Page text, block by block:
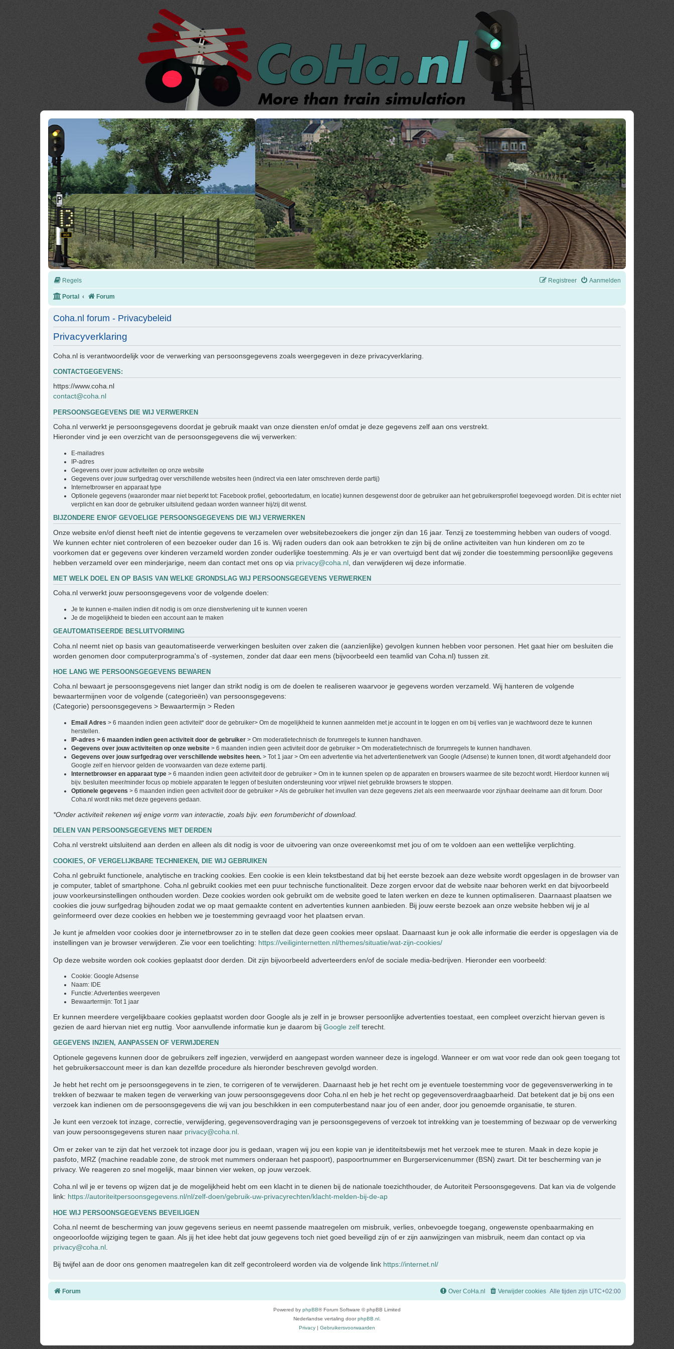
Regels Aanmelden
Registreer
Portal Forum
Coha.nl forum - Privacybeleid
Privacyverklaring
Coha.nl is verantwoordelijk voor de verwerking van persoonsgegevens zoals weergegeven in deze privacyverklaring.
CONTACTGEGEVENS:
https://www.coha.nl
contact@coha.nl
PERSOONSGEGEVENS DIE WIJ VERWERKEN
Coha.nl verwerkt je persoonsgegevens doordat je gebruik maakt van onze diensten en/of omdat je deze gegevens zelf aan ons verstrekt.
Hieronder vind je een overzicht van de persoonsgegevens die wij verwerken:
E-mailadres
IP-adres
Gegevens over jouw activiteiten op onze website
Gegevens over jouw surfgedrag over verschillende websites heen (indirect via een later omschreven derde partij)
Internetbrowser en apparaat type
Optionele gegevens (waaronder maar niet beperkt tot: Facebook profiel, geboortedatum, en locatie) kunnen desgewenst door de gebruiker aan het gebruikersprofiel toegevoegd worden. Dit is echter niet
verplicht en kan door de gebruiker uitsluitend gedaan worden wanneer hij/zij dit wenst.
BIJZONDERE EN/OF GEVOELIGE PERSOONSGEGEVENS DIE WIJ VERWERKEN
Onze website en/of dienst heeft niet de intentie gegevens te verzamelen over websitebezoekers die jonger zijn dan 16 jaar. Tenzij ze toestemming hebben van ouders of voogd.
We kunnen echter niet controleren of een bezoeker ouder dan 16 is. Wij raden ouders dan ook aan betrokken te zijn bij de online activiteiten van hun kinderen om zo te
voorkomen dat er gegevens over kinderen verzameld worden zonder ouderlijke toestemming. Als je er van overtuigd bent dat wij zonder die toestemming persoonlijke gegevens
hebben verzameld over een minderjarige, neem dan contact met ons op via privacy@coha.nl , dan verwijderen wij deze informatie.
MET WELK DOEL EN OP BASIS VAN WELKE GRONDSLAG WIJ PERSOONSGEGEVENS VERWERKEN
Coha.nl verwerkt jouw persoonsgegevens voor de volgende doelen:
Je te kunnen e-mailen indien dit nodig is om onze dienstverlening uit te kunnen voeren
Je de mogelijkheid te bieden een account aan te maken
GEAUTOMATISEERDE BESLUITVORMING
Coha.nl neemt niet op basis van geautomatiseerde verwerkingen besluiten over zaken die (aanzienlijke) gevolgen kunnen hebben voor personen. Het gaat hier om besluiten die
worden genomen door computerprogramma's of -systemen, zonder dat daar een mens (bijvoorbeeld een teamlid van Coha.nl) tussen zit.
HOE LANG WE PERSOONSGEGEVENS BEWAREN
Coha.nl bewaart je persoonsgegevens niet langer dan strikt nodig is om de doelen te realiseren waarvoor je gegevens worden verzameld. Wij hanteren de volgende
bewaartermijnen voor de volgende (categorieën) van persoonsgegevens:
(Categorie) persoonsgegevens > Bewaartermijn > Reden
Email Adres > 6 maanden indien geen activiteit* door de gebruiker> Om de mogelijkheid te kunnen aanmelden met je account in te loggen en om bij verlies van je wachtwoord deze te kunnen
herstellen.
IP-adres > 6 maanden indien geen activiteit door de gebruiker > Om moderatietechnisch de forumregels te kunnen handhaven.
Gegevens over jouw activiteiten op onze website > 6 maanden indien geen activiteit door de gebruiker > Om moderatietechnisch de forumregels te kunnen handhaven.
Gegevens over jouw surfgedrag over verschillende websites heen. > Tot 1 jaar > Om een advertentie via het advertentienetwerk van Google (Adsense) te kunnen tonen, dit wordt afgehandeld door
Google zelf en hiervoor gelden de voorwaarden van deze externe partij.
Internetbrowser en apparaat type > 6 maanden indien geen activiteit door de gebruiker > Om in te kunnen spelen op de apparaten en browsers waarmee de site bezocht wordt. Hierdoor kunnen wij
bijv. besluiten meer/minder focus op mobiele apparaten te leggen of besluiten ondersteuning voor vrijwel niet gebruikte browsers te stoppen.
Optionele gegevens > 6 maanden indien geen activiteit door de gebruiker > Als de gebruiker het invullen van deze gegevens ziet als een meerwaarde voor zijn/haar deelname aan dit forum. Door
Coha.nl wordt niks met deze gegevens gedaan.
*Onder activiteit rekenen wij enige vorm van interactie, zoals bijv. een forumbericht of download.
DELEN VAN PERSOONSGEGEVENS MET DERDEN
Coha.nl verstrekt uitsluitend aan derden en alleen als dit nodig is voor de uitvoering van onze overeenkomst met jou of om te voldoen aan een wettelijke verplichting.
COOKIES, OF VERGELIJKBARE TECHNIEKEN, DIE WIJ GEBRUIKEN
Coha.nl gebruikt functionele, analytische en tracking cookies. Een cookie is een klein tekstbestand dat bij het eerste bezoek aan deze website wordt opgeslagen in de browser van
je computer, tablet of smartphone. Coha.nl gebruikt cookies met een puur technische functionaliteit. Deze zorgen ervoor dat de website naar behoren werkt en dat bijvoorbeeld
jouw voorkeursinstellingen onthouden worden. Deze cookies worden ook gebruikt om de website goed te laten werken en deze te kunnen optimaliseren. Daarnaast plaatsen we
cookies die jouw surfgedrag bijhouden zodat we op maat gemaakte content en advertenties kunnen aanbieden. Bij jouw eerste bezoek aan onze website hebben wij je al
geïnformeerd over deze cookies en hebben we je toestemming gevraagd voor het plaatsen ervan.
Je kunt je afmelden voor cookies door je internetbrowser zo in te stellen dat deze geen cookies meer opslaat. Daarnaast kun je ook alle informatie die eerder is opgeslagen via de
instellingen van je browser verwijderen. Zie voor een toelichting: https://veiliginternetten.nl/themes/situatie/wat-zijn-cookies/
Op deze website worden ook cookies geplaatst door derden. Dit zijn bijvoorbeeld adverteerders en/of de sociale media-bedrijven. Hieronder een voorbeeld:
Cookie: Google Adsense
Naam: IDE
Functie: Advertenties weergeven
Bewaartermijn: Tot 1 jaar
Er kunnen meerdere vergelijkbaare cookies geplaatst worden door Google als je zelf in je browser persoonlijke advertenties toestaat, een compleet overzicht hiervan geven is
gezien de aard hiervan niet erg nuttig. Voor aanvullende informatie kun je daarom bij Google zelf terecht.
GEGEVENS INZIEN, AANPASSEN OF VERWIJDEREN
Optionele gegevens kunnen door de gebruikers zelf ingezien, verwijderd en aangepast worden wanneer deze is ingelogd. Wanneer er om wat voor rede dan ook geen toegang tot
het gebruikersaccount meer is dan kan dezelfde procedure als hieronder beschreven gevolgd worden.
Je hebt het recht om je persoonsgegevens in te zien, te corrigeren of te verwijderen. Daarnaast heb je het recht om je eventuele toestemming voor de gegevensverwerking in te
trekken of bezwaar te maken tegen de verwerking van jouw persoonsgegevens door Coha.nl en heb je het recht op gegevensoverdraagbaarheid. Dat betekent dat je bij ons een
verzoek kan indienen om de persoonsgegevens die wij van jou beschikken in een computerbestand naar jou of een ander, door jou genoemde organisatie, te sturen.
Je kunt een verzoek tot inzage, correctie, verwijdering, gegevensoverdraging van je persoonsgegevens of verzoek tot intrekking van je toestemming of bezwaar op de verwerking
van jouw persoonsgegevens sturen naar privacy@coha.nl.
Om er zeker van te zijn dat het verzoek tot inzage door jou is gedaan, vragen wij jou een kopie van je identiteitsbewijs met het verzoek mee te sturen. Maak in deze kopie je
pasfoto, MRZ (machine readable zone, de strook met nummers onderaan het paspoort), paspoortnummer en Burgerservicenummer (BSN) zwart. Dit ter bescherming van je
privacy. We reageren zo snel mogelijk, maar binnen vier weken, op jouw verzoek.
Coha.nl wil je er tevens op wijzen dat je de mogelijkheid hebt om een klacht in te dienen bij de nationale toezichthouder, de Autoriteit Persoonsgegevens. Dat kan via de volgende
link: https://autoriteitpersoonsgegevens.nl/nl/zelf-doen/gebruik-uw-privacyrechten/klacht-melden-bij-de-ap
HOE WIJ PERSOONSGEGEVENS BEVEILIGEN
Coha.nl neemt de bescherming van jouw gegevens serieus en neemt passende maatregelen om misbruik, verlies, onbevoegde toegang, ongewenste openbaarmaking en
ongeoorloofde wijziging tegen te gaan. Als jij het idee hebt dat jouw gegevens toch niet goed beveiligd zijn of er zijn aanwijzingen van misbruik, neem dan contact op via
privacy@coha.nl
Bij twijfel aan de door ons genomen maatregelen kan dit zelf gecontroleerd worden via de volgende link https://internet.nl/
Forum Alle tijden zijn UTC+02:00
Verwijder cookies
Over CoHa.nl
Powered by phpBB® Forum Software © phpBB Limited
Nederlandse vertaling doorphpBB.nl
Privacy | Gebruikersvoorwaarden